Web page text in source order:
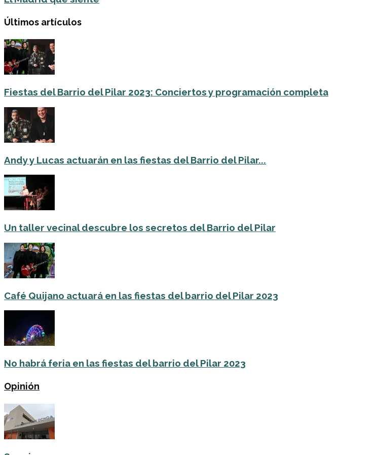
Últimos artículos
Fiestas del Barrio del Pilar 2023: Conciertos y programación completa
Andy y Lucas actuarán en las fiestas del Barrio del Pilar...
Un taller vecinal descubre los secretos del Barrio del Pilar
Café Quijano actuará en las fiestas del barrio del Pilar 2023
No habrá feria en las fiestas del barrio del Pilar 2023
Opinión